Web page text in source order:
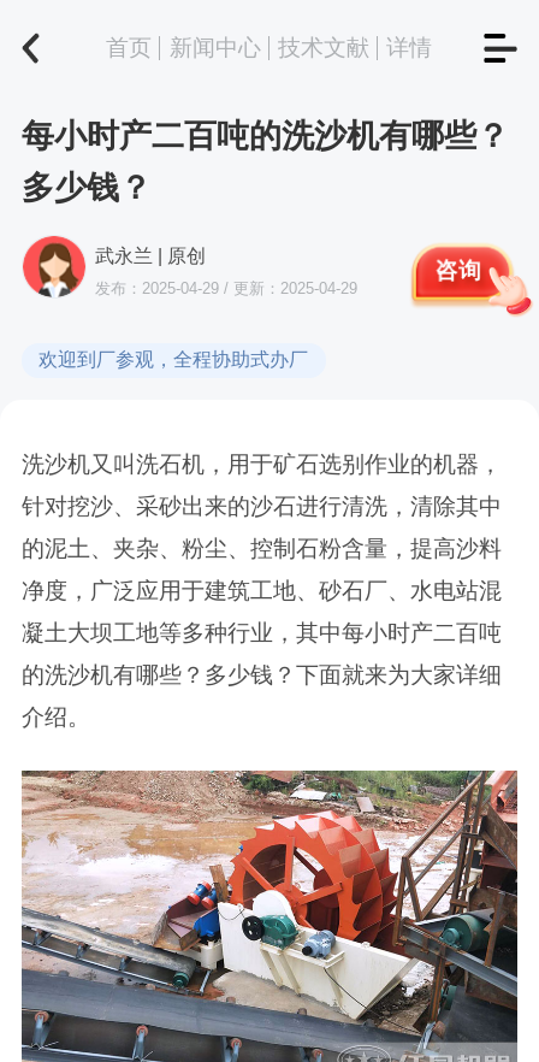
首页 新闻中心 技术文献 详情
每小时产二百吨的洗沙机有哪些？
多少钱？
武永兰 | 原创
发布：2025-04-29 / 更新：2025-04-29
咨询
欢迎到厂参观，全程协助式办厂
洗沙机又叫洗石机，用于矿石选别作业的机器，
针对挖沙、采砂出来的沙石进行清洗，清除其中
的泥土、夹杂、粉尘、控制石粉含量，提高沙料
净度，广泛应用于建筑工地、砂石厂、水电站混
凝土大坝工地等多种行业，其中每小时产二百吨
的洗沙机有哪些？多少钱？下面就来为大家详细
介绍。